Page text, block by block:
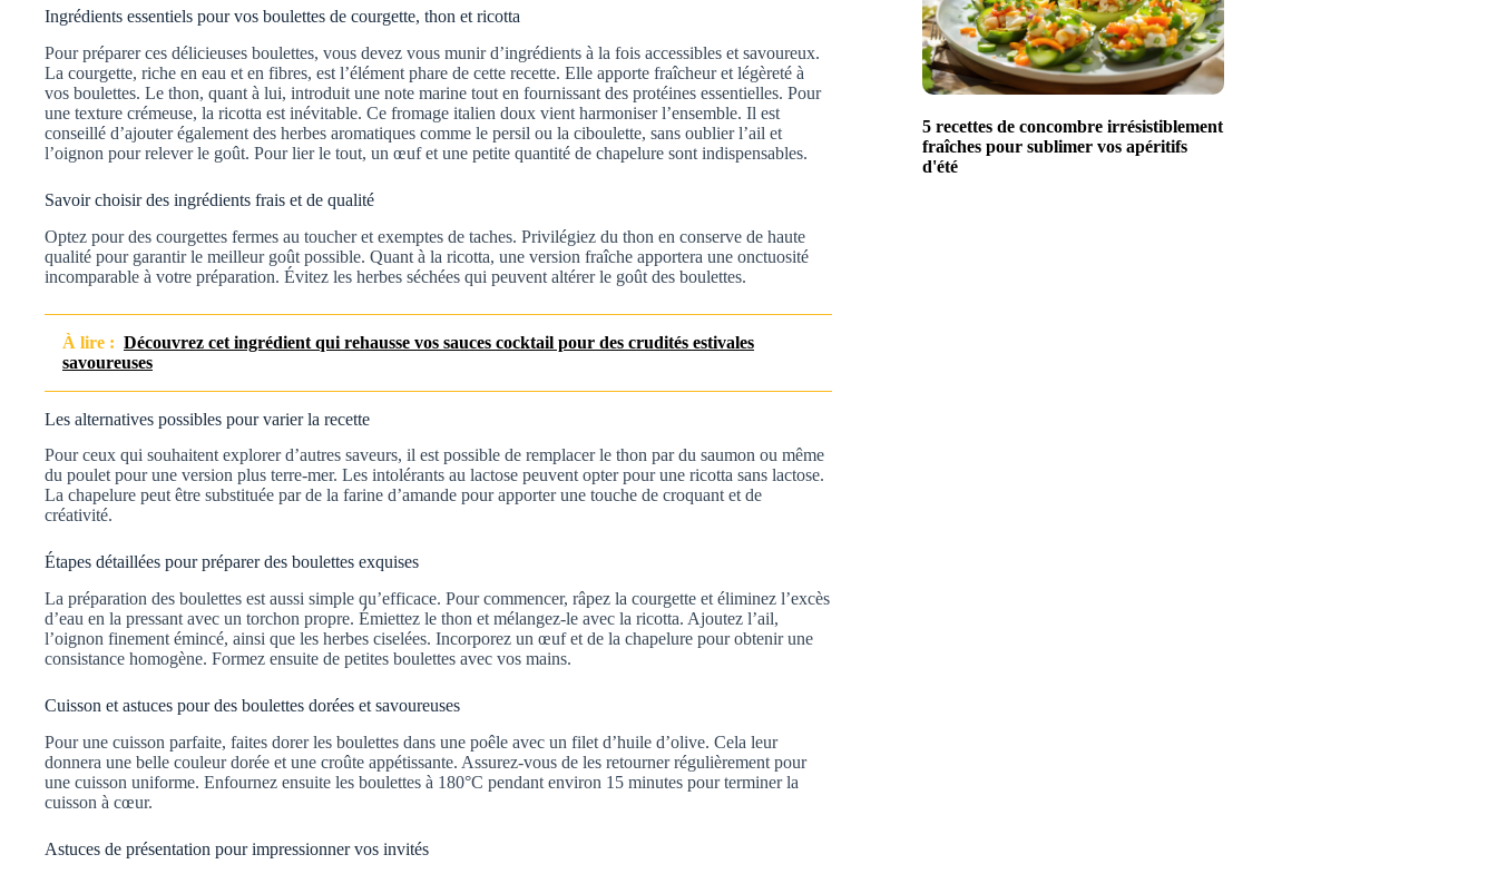
Ingrédients essentiels pour vos boulettes de courgette, thon et ricotta
Pour préparer ces délicieuses boulettes, vous devez vous munir d’ingrédients à la fois accessibles et savoureux.
La courgette, riche en eau et en fibres, est l’élément phare de cette recette. Elle apporte fraîcheur et légèreté à
vos boulettes. Le thon, quant à lui, introduit une note marine tout en fournissant des protéines essentielles. Pour
une texture crémeuse, la ricotta est inévitable. Ce fromage italien doux vient harmoniser l’ensemble. Il est
conseillé d’ajouter également des herbes aromatiques comme le persil ou la ciboulette, sans oublier l’ail et
l’oignon pour relever le goût. Pour lier le tout, un œuf et une petite quantité de chapelure sont indispensables.
Savoir choisir des ingrédients frais et de qualité
Optez pour des courgettes fermes au toucher et exemptes de taches. Privilégiez du thon en conserve de haute
qualité pour garantir le meilleur goût possible. Quant à la ricotta, une version fraîche apportera une onctuosité
incomparable à votre préparation. Évitez les herbes séchées qui peuvent altérer le goût des boulettes.
À lire : Découvrez cet ingrédient qui rehausse vos sauces cocktail pour des crudités estivales
savoureuses
Les alternatives possibles pour varier la recette
Pour ceux qui souhaitent explorer d’autres saveurs, il est possible de remplacer le thon par du saumon ou même
du poulet pour une version plus terre-mer. Les intolérants au lactose peuvent opter pour une ricotta sans lactose.
La chapelure peut être substituée par de la farine d’amande pour apporter une touche de croquant et de
créativité.
Étapes détaillées pour préparer des boulettes exquises
La préparation des boulettes est aussi simple qu’efficace. Pour commencer, râpez la courgette et éliminez l’excès
d’eau en la pressant avec un torchon propre. Émiettez le thon et mélangez-le avec la ricotta. Ajoutez l’ail,
l’oignon finement émincé, ainsi que les herbes ciselées. Incorporez un œuf et de la chapelure pour obtenir une
consistance homogène. Formez ensuite de petites boulettes avec vos mains.
Cuisson et astuces pour des boulettes dorées et savoureuses
Pour une cuisson parfaite, faites dorer les boulettes dans une poêle avec un filet d’huile d’olive. Cela leur
donnera une belle couleur dorée et une croûte appétissante. Assurez-vous de les retourner régulièrement pour
une cuisson uniforme. Enfournez ensuite les boulettes à 180°C pendant environ 15 minutes pour terminer la
cuisson à cœur.
Astuces de présentation pour impressionner vos invités
5 recettes de concombre irrésistiblement
fraîches pour sublimer vos apéritifs
d'été